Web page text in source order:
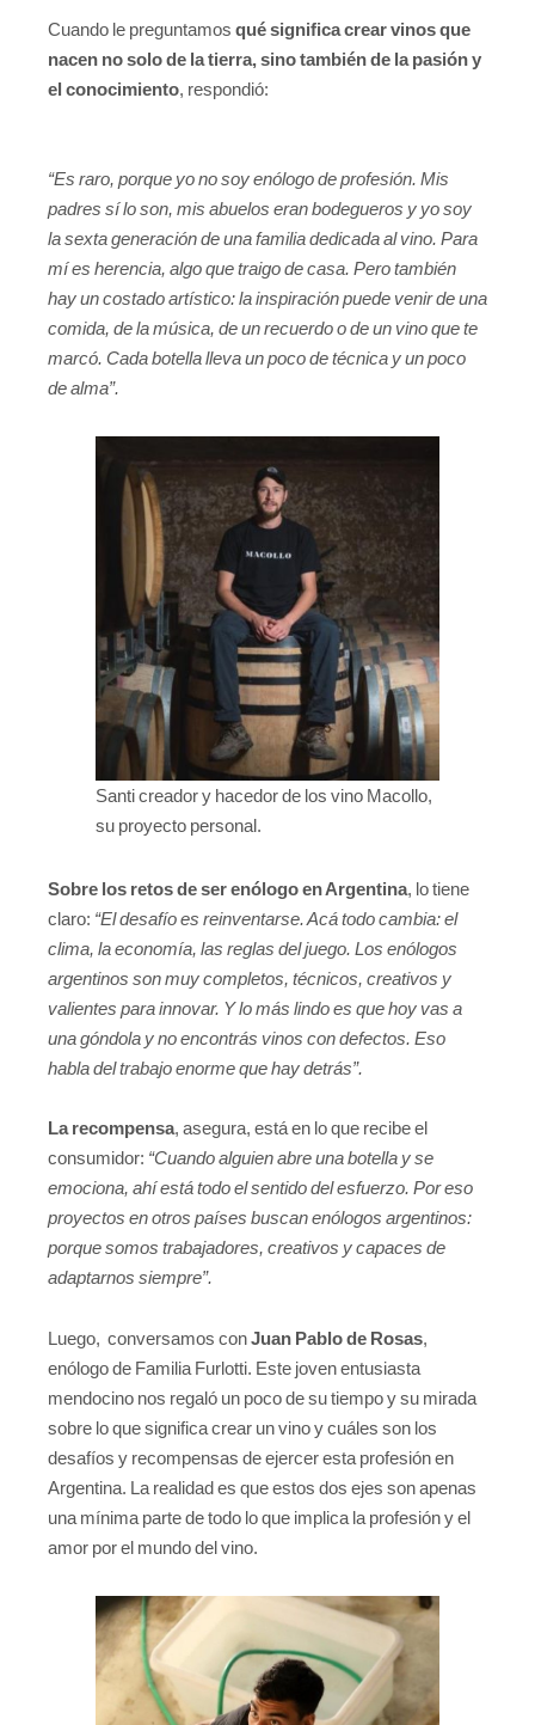
Cuando le preguntamos qué significa crear vinos que
nacen no solo de la tierra, sino también de la pasión y
el conocimiento, respondió:
“Es raro, porque yo no soy enólogo de profesión. Mis
padres sí lo son, mis abuelos eran bodegueros y yo soy
la sexta generación de una familia dedicada al vino. Para
mí es herencia, algo que traigo de casa. Pero también
hay un costado artístico: la inspiración puede venir de una
comida, de la música, de un recuerdo o de un vino que te
marcó. Cada botella lleva un poco de técnica y un poco
de alma”.
Santi creador y hacedor de los vino Macollo,
su proyecto personal.
Sobre los retos de ser enólogo en Argentina, lo tiene
claro: “El desafío es reinventarse. Acá todo cambia: el
clima, la economía, las reglas del juego. Los enólogos
argentinos son muy completos, técnicos, creativos y
valientes para innovar. Y lo más lindo es que hoy vas a
una góndola y no encontrás vinos con defectos. Eso
habla del trabajo enorme que hay detrás”.
La recompensa, asegura, está en lo que recibe el
consumidor: “Cuando alguien abre una botella y se
emociona, ahí está todo el sentido del esfuerzo. Por eso
proyectos en otros países buscan enólogos argentinos:
porque somos trabajadores, creativos y capaces de
adaptarnos siempre”.
Luego, conversamos conJuan Pablo de Rosas,
enólogo de Familia Furlotti. Este joven entusiasta
mendocino nos regaló un poco de su tiempo y su mirada
sobre lo que significa crear un vino y cuáles son los
desafíos y recompensas de ejercer esta profesión en
Argentina. La realidad es que estos dos ejes son apenas
una mínima parte de todo lo que implica la profesión y el
amor por el mundo del vino.